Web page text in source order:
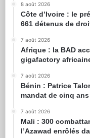
8 août 2026
Côte d’Ivoire : le
661 détenus de
7 août 2026
Afrique : la BAD
gigafactory
7 août 2026
Bénin : Patrice
mandat de cinq ans
7 août 2026
Mali : 300
l’Azawad enrôlés